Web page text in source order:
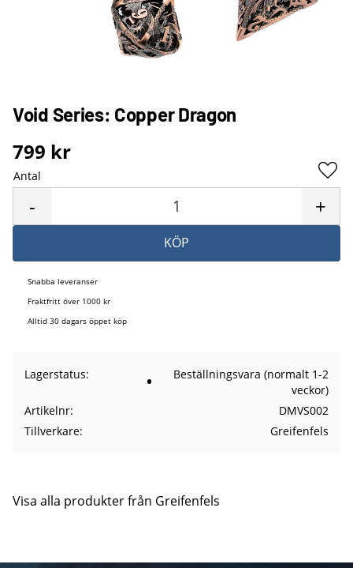
Void Series: Copper Dragon
799 kr
Antal
+
-
KÖP
Snabba leveranser
Fraktfritt över 1000 kr
Alltid 30 dagars öppet köp
Lagerstatus
Beställningsvara (normalt 1-2
veckor)
Artikelnr
DMVS002
Tillverkare
Greifenfels
Visa alla produkter från Greifenfels